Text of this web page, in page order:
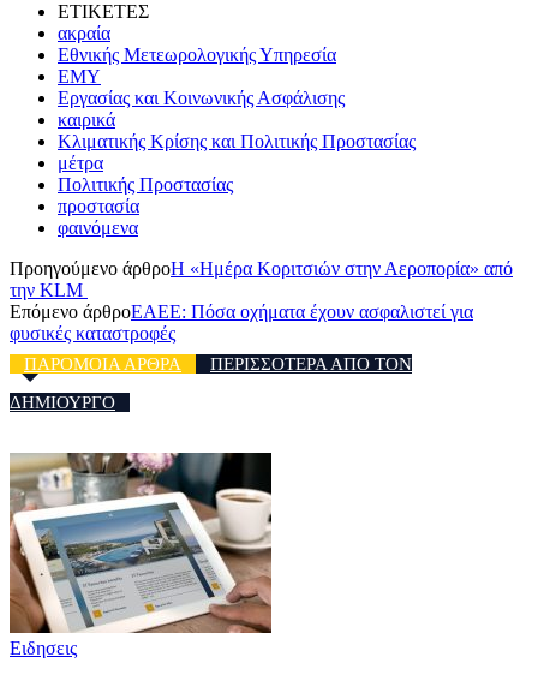
ΕΤΙΚΕΤΕΣ
ακραία
Εθνικής Μετεωρολογικής Υπηρεσία
ΕΜΥ
Εργασίας και Κοινωνικής Ασφάλισης
καιρικά
Κλιματικής Κρίσης και Πολιτικής Προστασίας
μέτρα
Πολιτικής Προστασίας
προστασία
φαινόμενα
Προηγούμενο άρθροΗ «Ημέρα Κοριτσιών στην Αεροπορία» από
την KLM
Επόμενο άρθροΕΑΕΕ: Πόσα οχήματα έχουν ασφαλιστεί για
φυσικές καταστροφές
ΠΑΡΟΜΟΙΑ ΑΡΘΡΑ
ΠΕΡΙΣΣΟΤΕΡΑ ΑΠΟ ΤΟΝ
ΔΗΜΙΟΥΡΓΟ
Ειδησεις